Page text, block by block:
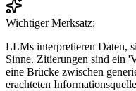
Wichtiger Merksatz:
LLMs interpretieren Daten,
Sinne. Zitierungen sind ein
eine Brücke zwischen
erachteten